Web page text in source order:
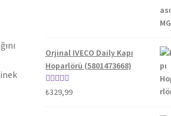
Orjinal IVECO Daily Kapı
Hoparlörü (5801473668)
5 üzerinden
₺329,99